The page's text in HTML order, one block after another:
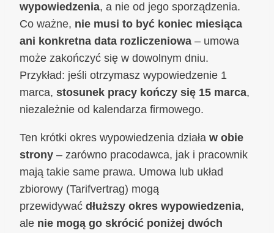
wypowiedzenia, a nie od jego sporządzenia.
Co ważne, nie musi to być koniec miesiąca
ani konkretna data rozliczeniowa – umowa
może zakończyć się w dowolnym dniu.
Przykład: jeśli otrzymasz wypowiedzenie 1
marca, stosunek pracy kończy się 15 marca,
niezależnie od kalendarza firmowego.
Ten krótki okres wypowiedzenia działa w obie
strony – zarówno pracodawca, jak i pracownik
mają takie same prawa. Umowa lub układ
zbiorowy (Tarifvertrag) mogą
przewidywać dłuższy okres wypowiedzenia,
ale nie mogą go skrócić poniżej dwóch